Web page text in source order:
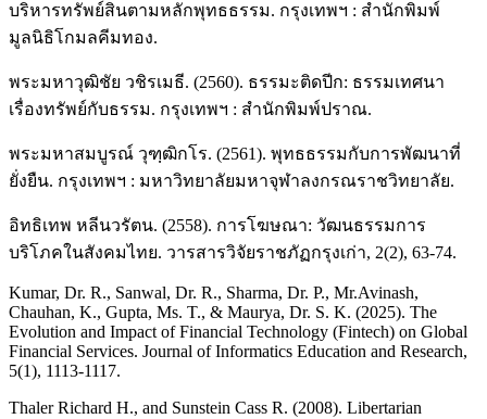
บริหารทรัพย์สินตามหลักพุทธธรรม. กรุงเทพฯ : สำนักพิมพ์
มูลนิธิโกมลคีมทอง.
พระมหาวุฒิชัย วชิรเมธี. (2560). ธรรมะติดปีก: ธรรมเทศนา
เรื่องทรัพย์กับธรรม. กรุงเทพฯ : สำนักพิมพ์ปราณ.
พระมหาสมบูรณ์ วุฑฺฒิกโร. (2561). พุทธธรรมกับการพัฒนาที่
ยั่งยืน. กรุงเทพฯ : มหาวิทยาลัยมหาจุฬาลงกรณราชวิทยาลัย.
อิทธิเทพ หลีนวรัตน. (2558). การโฆษณา: วัฒนธรรมการ
บริโภคในสังคมไทย. วารสารวิจัยราชภัฏกรุงเก่า, 2(2), 63-74.
Kumar, Dr. R., Sanwal, Dr. R., Sharma, Dr. P., Mr.Avinash,
Chauhan, K., Gupta, Ms. T., & Maurya, Dr. S. K. (2025). The
Evolution and Impact of Financial Technology (Fintech) on Global
Financial Services. Journal of Informatics Education and Research,
5(1), 1113-1117.
Thaler Richard H., and Sunstein Cass R. (2008). Libertarian